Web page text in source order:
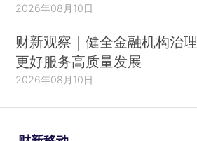
2026年08月10日
财新观察｜健全金融机构治理
更好服务高质量发展
2026年08月10日